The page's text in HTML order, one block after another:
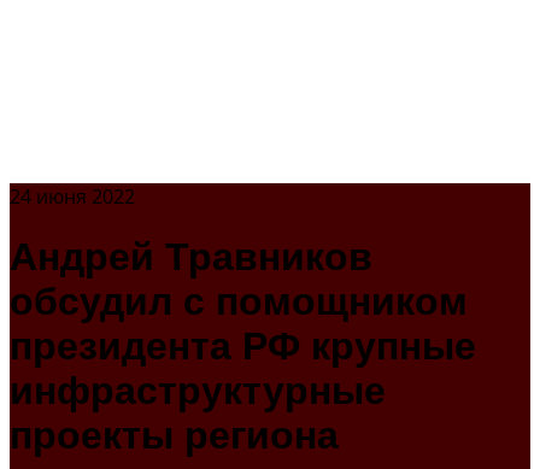
24 июня 2022
Андрей Травников
обсудил с помощником
президента РФ крупные
инфраструктурные
проекты региона